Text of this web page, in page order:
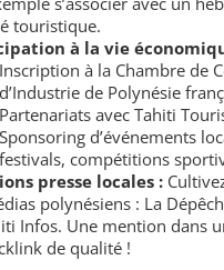
touristique.
à la vie
Inscription à la Chambre de
d’Industrie de Polynésie
Partenariats avec Tahiti
Sponsoring d’événements
festivals, compétitions
presse locales :
polynésiens : La
Infos. Une mention dans
de qualité !